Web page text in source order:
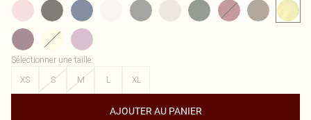
Sélectionner une taille:
XS
S M L XL
AJOUTER AU PANIER